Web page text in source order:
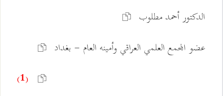
الدكتور أحمد مطلوب
عضو المجمع العلمي العراقي وأمينه العام - بغداد
(1)